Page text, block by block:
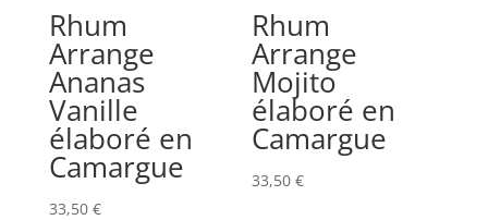
Rhum
Arrange
Ananas
Vanille
élaboré en
Camargue
33,50 €
Rhum
Arrange
Mojito
élaboré en
Camargue
33,50€